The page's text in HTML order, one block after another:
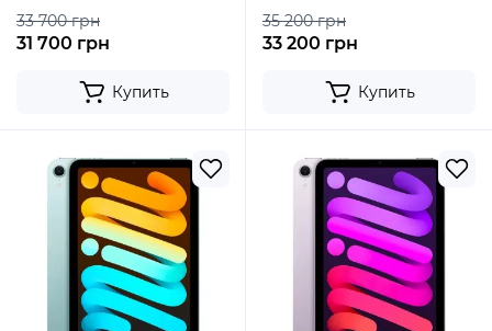
33 700 грн
31 700 грн
Купить
35 200 грн
33 200 грн
Купить